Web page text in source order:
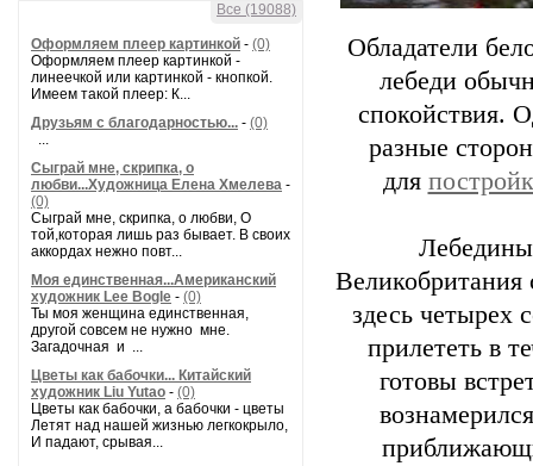
Все (19088)
Оформляем плеер картинкой - (0)
Оформляем плеер картинкой -
линеечкой или картинкой - кнопкой.
Имеем такой плеер: К...
Друзьям с благодарностью... - (0)
...
Сыграй мне, скрипка, о
любви...Художница Елена Хмелева -
(0)
Сыграй мне, скрипка, о любви, О
той,которая лишь раз бывает. В своих
аккордах нежно повт...
Моя единственная...Американский
художник Lee Bogle - (0)
Ты моя женщина единственная,
другой совсем не нужно мне.
Загадочная и ...
Цветы как бабочки... Китайский
художник Liu Yutao - (0)
Цветы как бабочки, а бабочки - цветы
Летят над нашей жизнью легкокрыло,
И падают, срывая...
Обладатели
лебеди
спокойствия.
разные
для
Великобритания
здесь четырех
прилететь в
готовы